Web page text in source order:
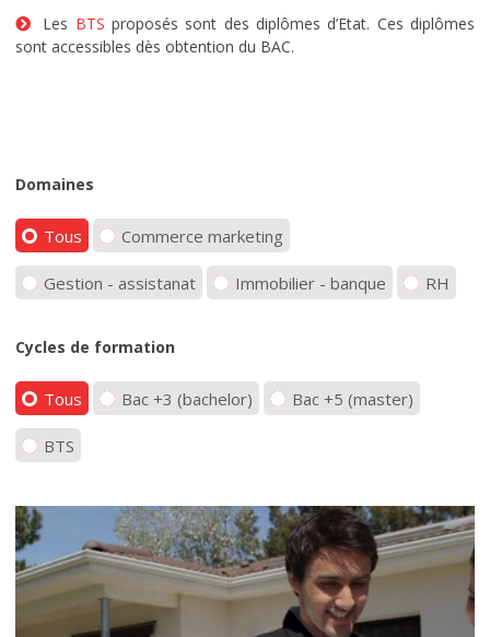
Les BTS proposés sont des diplômes d’Etat. Ces diplômes
sont accessibles dès obtention du BAC.
Domaines
Tous Commerce marketing
Gestion - assistanat Immobilier - banque RH
Cycles de formation
Tous Bac +3 (bachelor) Bac +5 (master)
BTS